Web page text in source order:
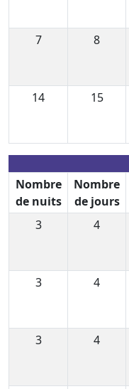
7
8
14
15
Nombre
de nuits
Nombre
de jours
3
4
3
4
3
4